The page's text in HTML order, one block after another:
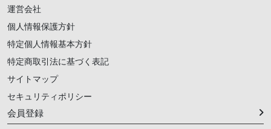
運営会社
個人情報保護方針
特定個人情報基本方針
特定商取引法に基づく表記
サイトマップ
セキュリティポリシー
会員登録